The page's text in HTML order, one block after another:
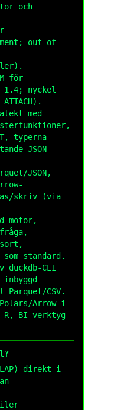
och
out-of-
för
1.4; nyckel
ATTACH).
med
, typerna
JSON-
JSON,
skriv (via
motor,
standard.
duckdb-CLI
inbyggd
Parquet/CSV.
Polars/Arrow i
BI-verktyg
direkt i